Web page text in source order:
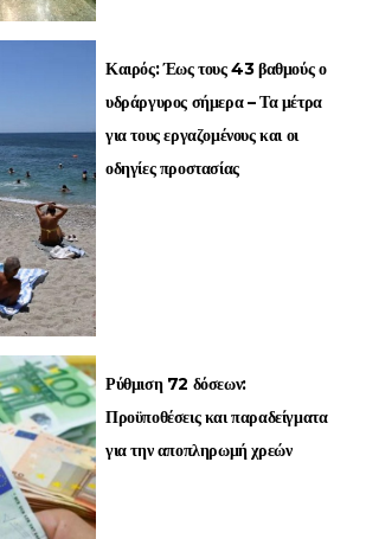
Καιρός: Έως τους 43 βαθμούς ο
υδράργυρος σήμερα – Τα μέτρα
για τους εργαζομένους και οι
οδηγίες προστασίας
Ρύθμιση 72 δόσεων:
Προϋποθέσεις και παραδείγματα
για την αποπληρωμή χρεών